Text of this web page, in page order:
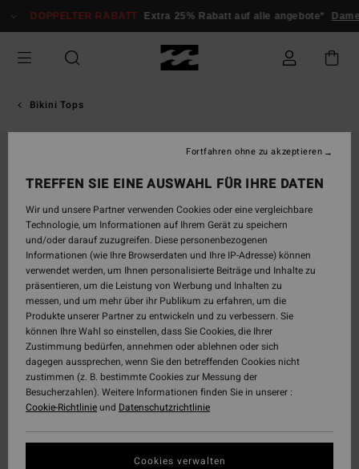
zur
springen
DOPPELTER RABATT Extra 25% Rabatt auf alle angebote* Damen
Bikini Tops
TREFFEN SIE EINE AUSWAHL FÜR IHRE DATEN
Wir und unsere Partner verwenden Cookies oder eine vergleichbare
Technologie, um Informationen auf Ihrem Gerät zu speichern
und/oder darauf zuzugreifen. Diese personenbezogenen
Informationen (wie Ihre Browserdaten und Ihre IP-Adresse) können
verwendet werden, um Ihnen personalisierte Beiträge und Inhalte zu
präsentieren, um die Leistung von Werbung und Inhalten zu
messen, und um mehr über ihr Publikum zu erfahren, um die
Produkte unserer Partner zu entwickeln und zu verbessern. Sie
können Ihre Wahl so einstellen, dass Sie Cookies, die Ihrer
Zustimmung bedürfen, annehmen oder ablehnen oder sich
dagegen aussprechen, wenn Sie den betreffenden Cookies nicht
zustimmen (z. B. bestimmte Cookies zur Messung der
Besucherzahlen). Weitere Informationen finden Sie in unserer :
Cookie-Richtlinieund Datenschutzrichtlinie
Cookies verwalten
Fortfahren ohne zu akzeptieren